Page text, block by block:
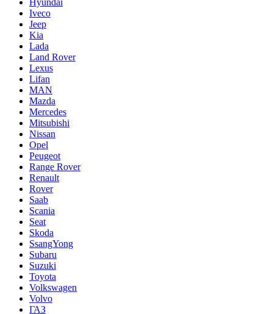
Iveco
Jeep
Kia
Lada
Land Rover
Lexus
Lifan
MAN
Mazda
Mercedes
Mitsubishi
Nissan
Opel
Peugeot
Range Rover
Renault
Rover
Saab
Scania
Seat
Skoda
SsangYong
Subaru
Suzuki
Toyota
Volkswagen
Volvo
ГАЗ